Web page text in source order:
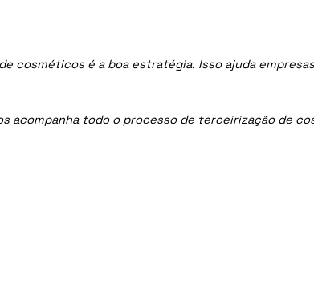
cosméticos é a boa estratégia. Isso ajuda
acompanha todo o processo de terceirização de